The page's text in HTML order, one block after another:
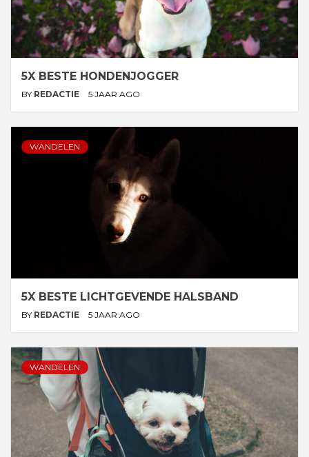
5X BESTE HONDENJOGGER
BY REDACTIE 5 JAAR AGO
WANDELEN
5X BESTE LICHTGEVENDE HALSBAND
BY REDACTIE 5 JAAR AGO
WANDELEN